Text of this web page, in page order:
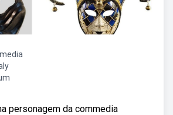
personagem da commedia